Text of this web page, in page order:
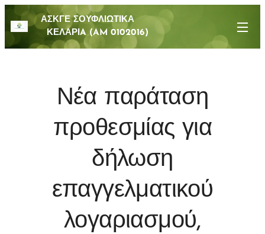
ΑΣΚΓΕ ΣΟΥΦΛΙΩΤΙΚΑ
ΚΕΛΑΡΙA (AM 0102016)
Νέα παράταση
προθεσμίας για
δήλωση
επαγγελματικού
λογαριασμού,